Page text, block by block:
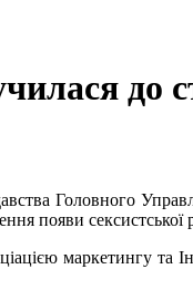
до
Головного
появи сексистської
маркетингу та